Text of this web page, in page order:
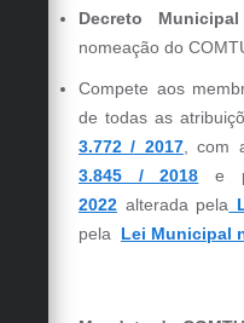
Decreto
nomeação do
Compete aos
de todas as
3.772 / 2017, com
3.845 / 2018 e
2022 alterada pela
pela
Lei Municipal